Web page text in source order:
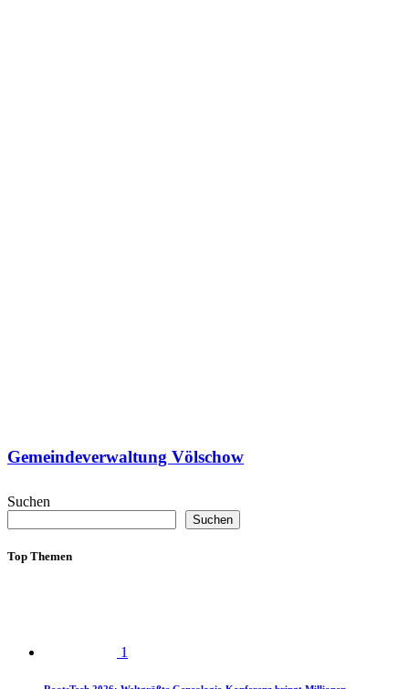
Gemeindeverwaltung Völschow
Suchen
Suchen
Top Themen
1